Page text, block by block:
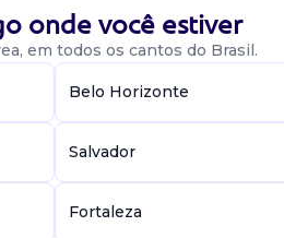
onde você estiver
em todos os cantos do Brasil.
Belo Horizonte
Salvador
Fortaleza